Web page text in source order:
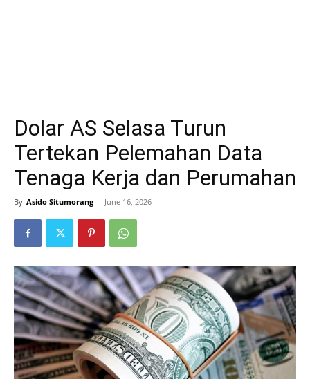
Dolar AS Selasa Turun
Tertekan Pelemahan Data
Tenaga Kerja dan Perumahan
By Asido Situmorang - June 16, 2026